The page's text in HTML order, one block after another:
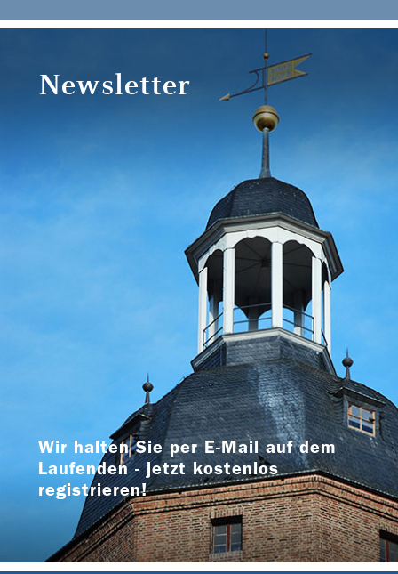
Newsletter
Wir halten Sie per E-Mail auf dem
Laufenden - jetzt kostenlos
registrieren!